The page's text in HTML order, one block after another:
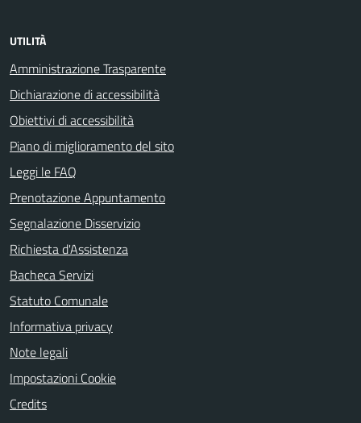
UTILITÀ
Amministrazione Trasparente
Dichiarazione di accessibilità
Obiettivi di accessibilità
Piano di miglioramento del sito
Leggi le FAQ
Prenotazione Appuntamento
Segnalazione Disservizio
Richiesta d'Assistenza
Bacheca Servizi
Statuto Comunale
Informativa privacy
Note legali
Impostazioni Cookie
Credits